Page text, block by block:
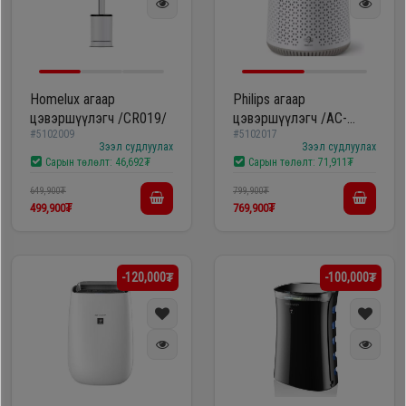
Homelux агаар
цэвэршүүлэгч /CR019/
#5102009
Зээл судлуулах
Сарын төлөлт: 46,692₮
649,900₮
499,900₮
Philips агаар
цэвэршүүлэгч /AC-
0650/10/
#5102017
Зээл судлуулах
Сарын төлөлт: 71,911₮
799,900₮
769,900₮
-120,000₮ -100,000₮